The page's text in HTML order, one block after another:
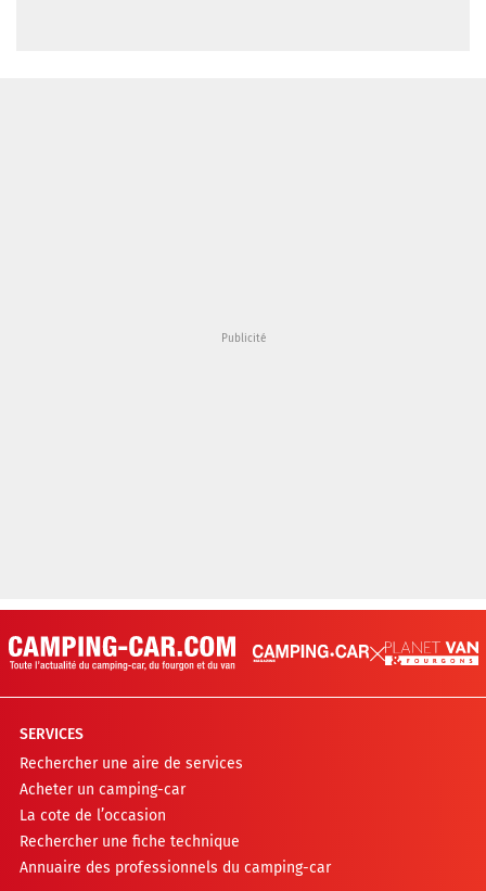
SERVICES
Rechercher une aire de services
Acheter un camping-car
La cote de l’occasion
Rechercher une fiche technique
Annuaire des professionnels du camping-car